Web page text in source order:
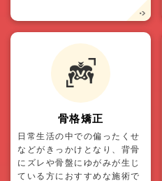
骨格矯正
日常生活の中での偏ったくせ
などがきっかけとなり、背骨
にズレや骨盤にゆがみが生じ
ている方におすすめな施術で